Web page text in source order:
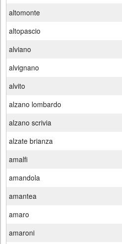
altomonte
altopascio
alviano
alvignano
alvito
alzano lombardo
alzano scrivia
alzate brianza
amalfi
amandola
amantea
amaro
amaroni